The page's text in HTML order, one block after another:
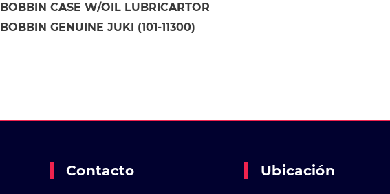
BOBBIN CASE W/OIL LUBRICARTOR
BOBBIN GENUINE JUKI (101-11300)
Contacto Ubicación